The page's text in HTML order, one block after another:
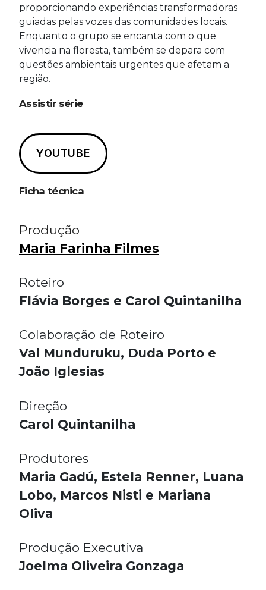
proporcionando experiências transformadoras
guiadas pelas vozes das comunidades locais.
Enquanto o grupo se encanta com o que
vivencia na floresta, também se depara com
questões ambientais urgentes que afetam a
região.
Assistir série
YOUTUBE
Ficha técnica
Produção
Maria Farinha Filmes
Roteiro
Flávia Borges e Carol Quintanilha
Colaboração de Roteiro
Val Munduruku, Duda Porto e
João Iglesias
Direção
Carol Quintanilha
Produtores
Maria Gadú, Estela Renner, Luana
Lobo, Marcos Nisti e Mariana
Oliva
Produção Executiva
Joelma Oliveira Gonzaga